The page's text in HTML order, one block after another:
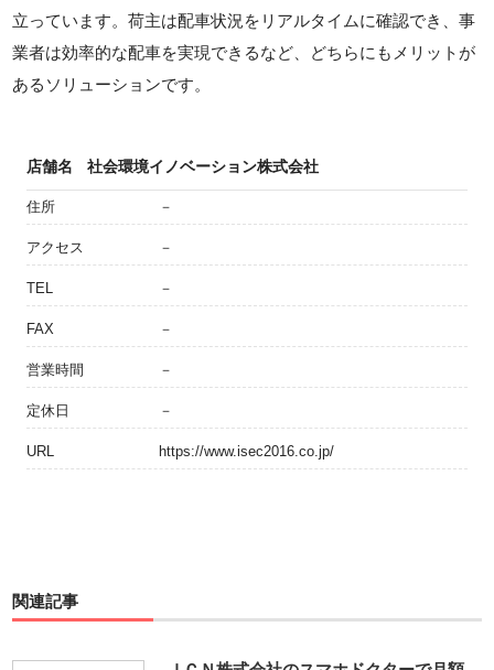
立っています。荷主は配車状況をリアルタイムに確認でき、事
業者は効率的な配車を実現できるなど、どちらにもメリットが
あるソリューションです。
店舗名 社会環境イノベーション株式会社
住所 －
アクセス －
TEL －
FAX －
営業時間 －
定休日 －
URL https://www.isec2016.co.jp/
関連記事